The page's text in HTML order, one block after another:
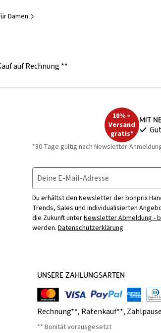
Damen
auf Rechnung **
10% +
Versand
gratis*
Mit
*30 Tage gültig nach Newsletter-
Deine E-Mail-Adresse
Du erhältst den Newsletter der bonprix
Trends, Sales und individualisierten
die Zukunft unterNewsletter Abmeldung -
werden. Datenschutzerklärung
UNSERE ZAHLUNGSARTEN
Rechnung**, Ratenkauf**,
** Bonität vorausgesetzt